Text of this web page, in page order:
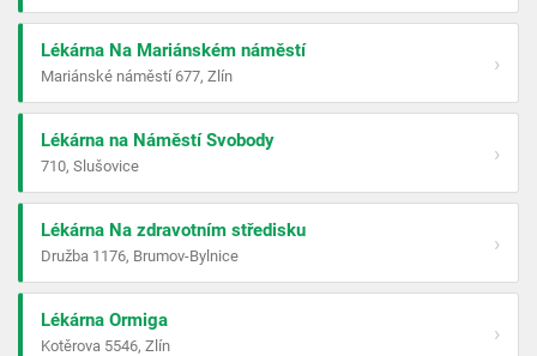
Lékárna Na Mariánském náměstí
Mariánské náměstí 677, Zlín
›
Lékárna na Náměstí Svobody
710, Slušovice
›
Lékárna Na zdravotním středisku
Družba 1176, Brumov-Bylnice
›
Lékárna Ormiga
Kotěrova 5546, Zlín
›